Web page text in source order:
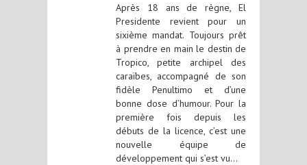
Après 18 ans de règne, El
Presidente revient pour un
sixième mandat. Toujours prêt
à prendre en main le destin de
Tropico, petite archipel des
caraïbes, accompagné de son
fidèle Penultimo et d’une
bonne dose d’humour. Pour la
première fois depuis les
débuts de la licence, c’est une
nouvelle équipe de
développement qui s’est vu…